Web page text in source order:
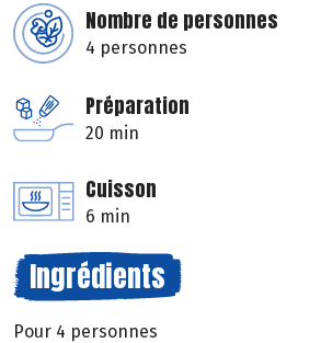
Nombre de personnes
4 personnes
Préparation
20 min
Cuisson
6 min
Ingrédients
Pour 4 personnes